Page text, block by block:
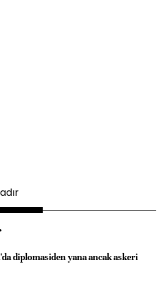
diplomasiden yana ancak askeri